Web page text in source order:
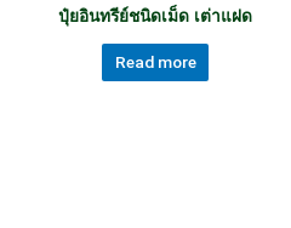
ปุ๋ยอินทรีย์ชนิดเม็ด เต่าแฝด
Read more